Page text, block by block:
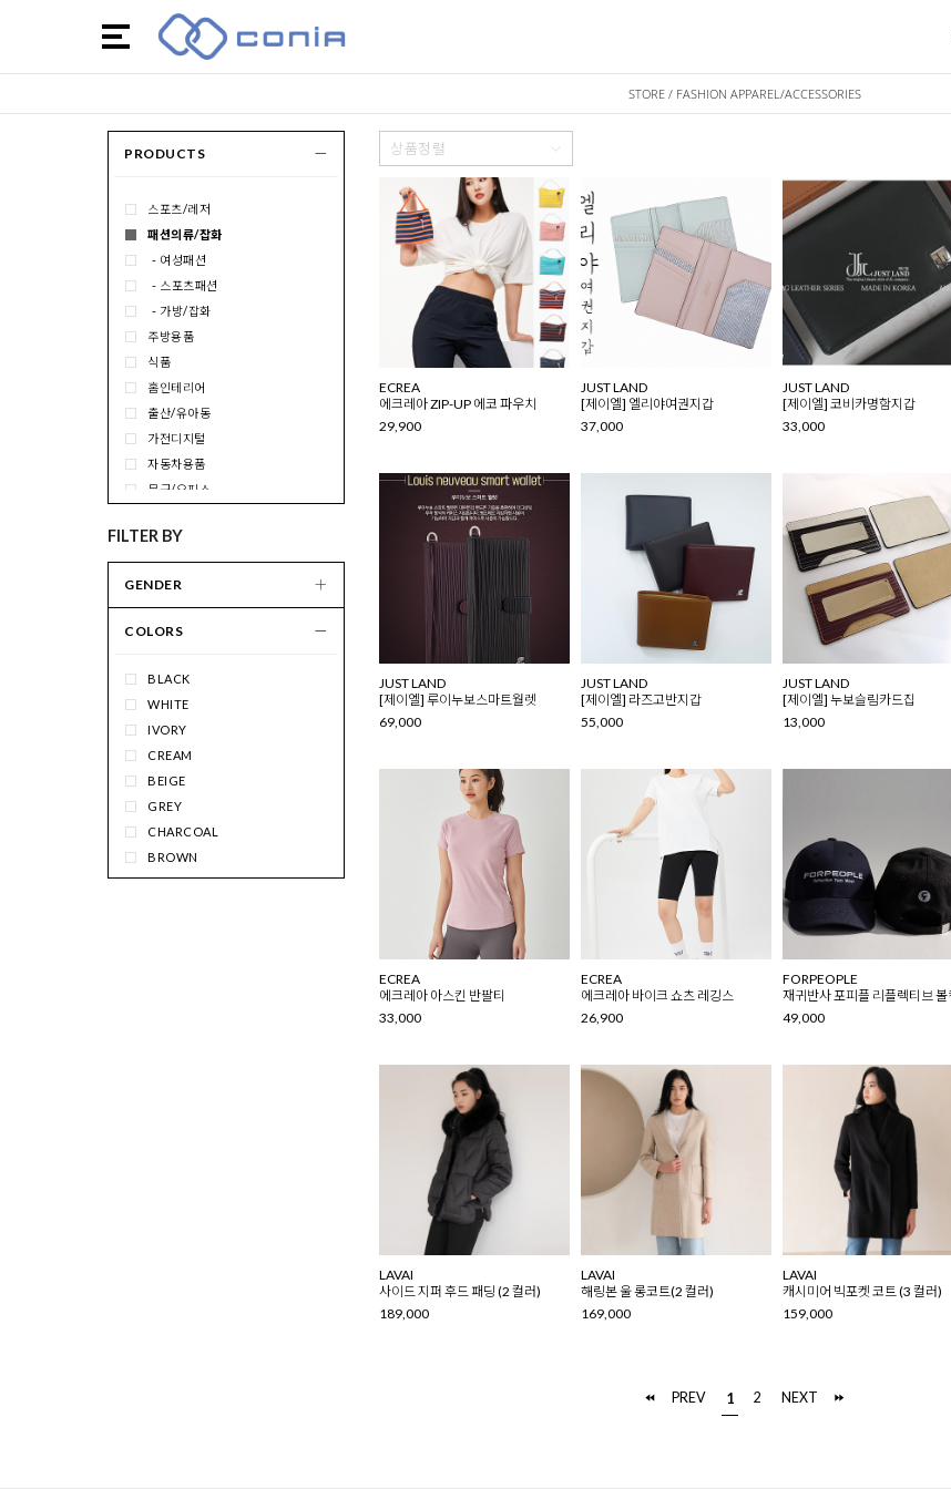
STORE / FASHION APPAREL/ACCESSORIES
PRODUCTS
해외/국내여행
요양보호
생활용품
뷰티
스포츠/레저
패션의류/잡화
- 여성패션
- 스포츠패션
- 가방/잡화
주방용품
식품
홈인테리어
출산/유아동
가전디지털
자동차용품
문구/오피스
교육/도서/음반
기간 한정
전자담배
FILTER BY
GENDER
COLORS
BLACK
WHITE
IVORY
CREAM
BEIGE
GREY
CHARCOAL
BROWN
CAMEL
상품정렬
ECREA
에크레아 ZIP-UP 에코 파우치
29,900
JUST LAND
[제이엘] 엘리야여권지갑
37,000
JUST LAND
[제이엘] 코비카명함지갑
33,000
JUST LAND
[제이엘] 루이누보스마트월렛
69,000
JUST LAND
[제이엘] 라즈고반지갑
55,000
JUST LAND
[제이엘] 누보슬림카드집
13,000
ECREA
에크레아 아스킨 반팔티
33,000
ECREA
에크레아 바이크 쇼츠 레깅스
26,900
FORPEOPLE
49,000
LAVAI
사이드 지퍼 후드 패딩 (2 컬러)
189,000
LAVAI
해링본 울 롱코트(2 컬러)
169,000
LAVAI
캐시미어 빅포켓 코트 (3 컬러)
159,000
PREV 1 2 NEXT